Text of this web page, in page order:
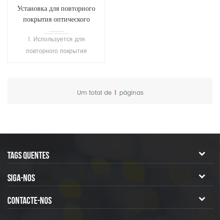
Установка для повторного
покрытия оптического
волокна SH-T101
1. Используется для
повторного покрытия
Высокопреломляющий клей
низкопреломляющий клей
Подходит для покрытия
многомодовых, сохраняющих
Um total de 1 páginas
TAGS QUENTES
SIGA-NOS
CONTACTE-NOS